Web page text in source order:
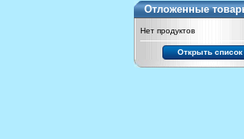
Отложенные
Нет продуктов
Открыть список